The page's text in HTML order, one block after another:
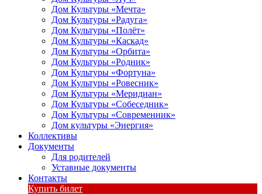
Дом Культуры «Мечта»
Дом Культуры «Радуга»
Дом Культуры «Полёт»
Дом Культуры «Каскад»
Дом Культуры «Орбита»
Дом Культуры «Родник»
Дом Культуры «Фортуна»
Дом Культуры «Ровесник»
Дом Культуры «Меридиан»
Дом Культуры «Собеседник»
Дом Культуры «Современник»
Дом культуры «Энергия»
Коллективы
Документы
Для родителей
Уставные документы
Контакты
Купить билет